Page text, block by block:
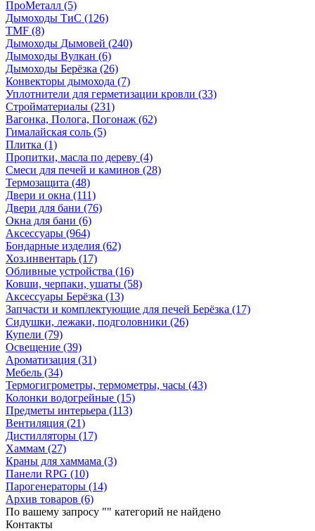
ПроМеталл (5)
Дымоходы ТиС (126)
TMF (8)
Дымоходы Дымовей (240)
Дымоходы Вулкан (6)
Дымоходы Берёзка (26)
Конвекторы дымохода (7)
Уплотнители для герметизации кровли (33)
Стройматериалы (231)
Вагонка, Полога, Погонаж (62)
Гималайская соль (5)
Плитка (1)
Пропитки, масла по дереву (4)
Смеси для печей и каминов (28)
Термозащита (48)
Двери и окна (111)
Двери для бани (76)
Окна для бани (6)
Аксессуары (964)
Бондарные изделия (62)
Хоз.инвентарь (17)
Обливные устройства (16)
Ковши, черпаки, ушаты (58)
Аксессуары Берёзка (13)
Запчасти и комплектующие для печей Берёзка (17)
Сидушки, лежаки, подголовники (26)
Купели (79)
Освещение (39)
Ароматизация (31)
Мебель (34)
Термогигрометры, термометры, часы (43)
Колонки водогрейные (15)
Предметы интерьера (113)
Вентиляция (21)
Дистилляторы (17)
Хаммам (27)
Краны для хаммама (3)
Панели RPG (10)
Парогенераторы (14)
Архив товаров (6)
По вашему запросу "" категорий не найдено
Контакты